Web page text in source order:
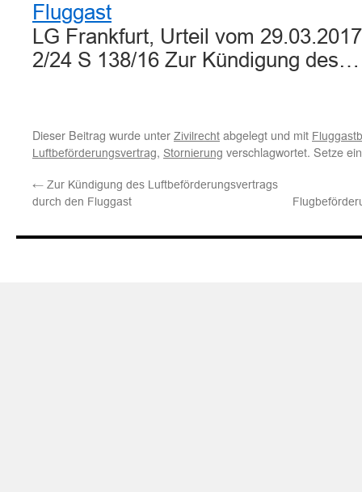
Fluggast
LG Frankfurt, Urteil vom
2/24 S 138/16 Zur Kündigung des…
Dieser Beitrag wurde unter Zivilrecht abgelegt und mit
Luftbeförderungsvertrag, Stornierung verschlagwortet. Setze
← Zur Kündigung des Luftbeförderungsvertrags
durch den Fluggast